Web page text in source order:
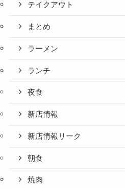
テイクアウト
まとめ
ラーメン
ランチ
夜食
新店情報
新店情報リーク
朝食
焼肉